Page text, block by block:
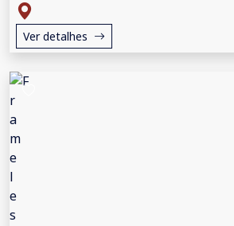
Ver detalhes